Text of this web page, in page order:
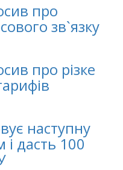
про
зв`язку
про різке
наступну
і дасть 100